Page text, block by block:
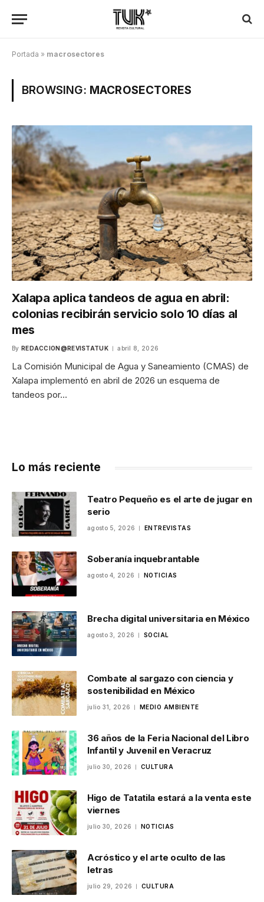
Portada » macrosectores
BROWSING: MACROSECTORES
Xalapa aplica tandeos de agua en abril:
colonias recibirán servicio solo 10 días al
mes
By REDACCION@REVISTATUK abril 8, 2026
La Comisión Municipal de Agua y Saneamiento (CMAS) de
Xalapa implementó en abril de 2026 un esquema de
tandeos por…
Lo más reciente
Teatro Pequeño es el arte de jugar en
serio
agosto 5, 2026 ENTREVISTAS
Soberanía inquebrantable
agosto 4, 2026 NOTICIAS
Brecha digital universitaria en México
agosto 3, 2026 SOCIAL
Combate al sargazo con ciencia y
sostenibilidad en México
julio 31, 2026 MEDIO AMBIENTE
36 años de la Feria Nacional del Libro
Infantil y Juvenil en Veracruz
julio 30, 2026 CULTURA
Higo de Tatatila estará a la venta este
viernes
julio 30, 2026 NOTICIAS
Acróstico y el arte oculto de las
letras
julio 29, 2026 CULTURA